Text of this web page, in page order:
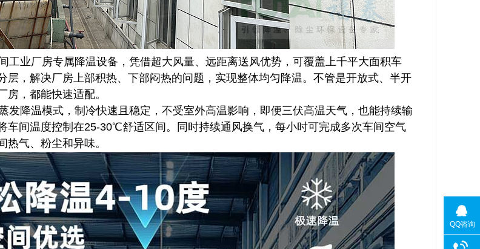
工业厂房专属降温设备，凭借超大风量、远距离送风优势，可覆盖上千平大面积车
层，解决厂房上部积热、下部闷热的问题，实现整体均匀降温。不管是开放式、半开
房，都能快速适配。
降温模式，制冷快速且稳定，不受室外高温影响，即便三伏高温天气，也能持续输
车间温度控制在25-30℃舒适区间。同时持续通风换气，每小时可完成多次车间空气
热气、粉尘和异味。
QQ咨询